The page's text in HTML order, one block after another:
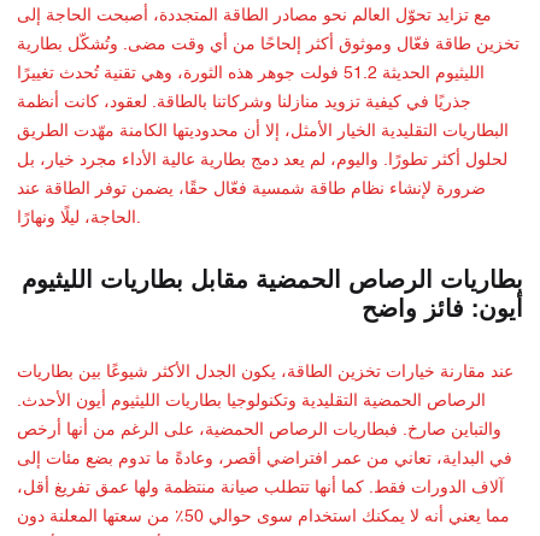
مع تزايد تحوّل العالم نحو مصادر الطاقة المتجددة، أصبحت الحاجة إلى
تخزين طاقة فعّال وموثوق أكثر إلحاحًا من أي وقت مضى. وتُشكّل بطارية
الليثيوم الحديثة 51.2 فولت جوهر هذه الثورة، وهي تقنية تُحدث تغييرًا
جذريًا في كيفية تزويد منازلنا وشركاتنا بالطاقة. لعقود، كانت أنظمة
البطاريات التقليدية الخيار الأمثل، إلا أن محدوديتها الكامنة مهّدت الطريق
لحلول أكثر تطورًا. واليوم، لم يعد دمج بطارية عالية الأداء مجرد خيار، بل
ضرورة لإنشاء نظام طاقة شمسية فعّال حقًا، يضمن توفر الطاقة عند
الحاجة، ليلًا ونهارًا.
بطاريات الرصاص الحمضية مقابل بطاريات الليثيوم
أيون: فائز واضح
عند مقارنة خيارات تخزين الطاقة، يكون الجدل الأكثر شيوعًا بين بطاريات
الرصاص الحمضية التقليدية وتكنولوجيا بطاريات الليثيوم أيون الأحدث.
والتباين صارخ. فبطاريات الرصاص الحمضية، على الرغم من أنها أرخص
في البداية، تعاني من عمر افتراضي أقصر، وعادةً ما تدوم بضع مئات إلى
آلاف الدورات فقط. كما أنها تتطلب صيانة منتظمة ولها عمق تفريغ أقل،
مما يعني أنه لا يمكنك استخدام سوى حوالي 50٪ من سعتها المعلنة دون